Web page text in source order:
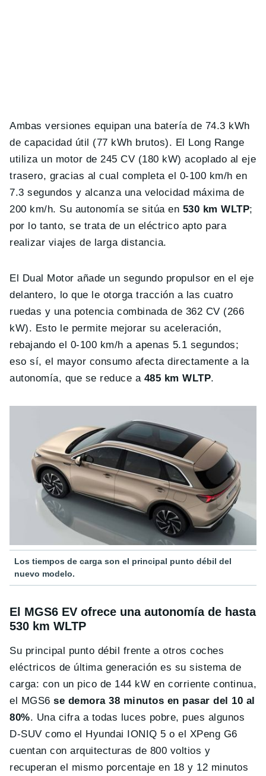
Ambas versiones equipan una batería de 74.3 kWh
de capacidad útil (77 kWh brutos). El Long Range
utiliza un motor de 245 CV (180 kW) acoplado al eje
trasero, gracias al cual completa el 0-100 km/h en
7.3 segundos y alcanza una velocidad máxima de
200 km/h. Su autonomía se sitúa en 530 km WLTP;
por lo tanto, se trata de un eléctrico apto para
realizar viajes de larga distancia.
El Dual Motor añade un segundo propulsor en el eje
delantero, lo que le otorga tracción a las cuatro
ruedas y una potencia combinada de 362 CV (266
kW). Esto le permite mejorar su aceleración,
rebajando el 0-100 km/h a apenas 5.1 segundos;
eso sí, el mayor consumo afecta directamente a la
autonomía, que se reduce a 485 km WLTP.
Los tiempos de carga son el principal punto débil del
nuevo modelo.
El MGS6 EV ofrece una autonomía de hasta
530 km WLTP
Su principal punto débil frente a otros coches
eléctricos de última generación es su sistema de
carga: con un pico de 144 kW en corriente continua,
el MGS6se demora 38 minutos en pasar del 10 al
80%. Una cifra a todas luces pobre, pues algunos
D-SUV como el Hyundai IONIQ 5 o el XPeng G6
cuentan con arquitecturas de 800 voltios y
recuperan el mismo porcentaje en 18 y 12 minutos